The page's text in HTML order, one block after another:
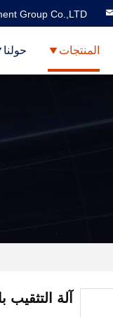
Group Co.,LTD
المنتجات حولنا